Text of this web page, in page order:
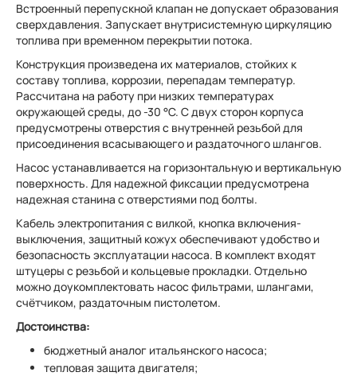
Встроенный перепускной клапан не допускает образования
сверхдавления. Запускает внутрисистемную циркуляцию
топлива при временном перекрытии потока.
Конструкция произведена их материалов, стойких к
составу топлива, коррозии, перепадам температур.
Рассчитана на работу при низких температурах
окружающей среды, до -30 °С. С двух сторон корпуса
предусмотрены отверстия с внутренней резьбой для
присоединения всасывающего и раздаточного шлангов.
Насос устанавливается на горизонтальную и вертикальную
поверхность. Для надежной фиксации предусмотрена
надежная станина с отверстиями под болты.
Кабель электропитания с вилкой, кнопка включения-
выключения, защитный кожух обеспечивают удобство и
безопасность эксплуатации насоса. В комплект входят
штуцеры с резьбой и кольцевые прокладки. Отдельно
можно доукомплектовать насос фильтрами, шлангами,
счётчиком, раздаточным пистолетом.
Достоинства:
бюджетный аналог итальянского насоса;
тепловая защита двигателя;